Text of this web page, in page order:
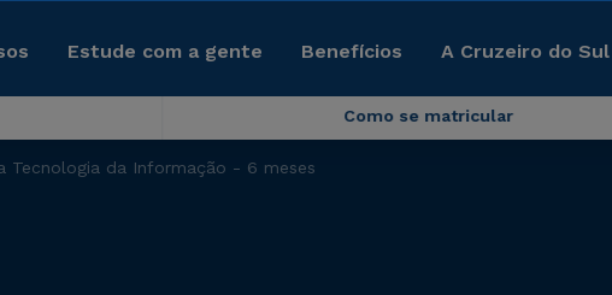
Estude com a gente Benefícios A Cruzeiro do
Como se matricular
Tecnologia da Informação - 6 meses